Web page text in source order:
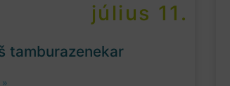
július 11.
tamburazenekar
»